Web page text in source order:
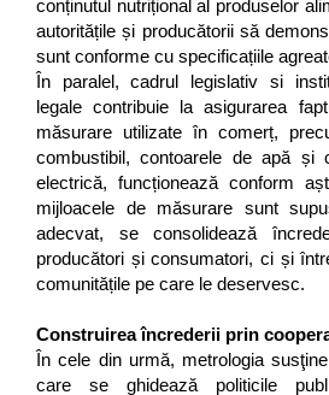
conținutul nutrițional al produselor
autoritățile și producătorii să
sunt conforme cu specificațiile
În paralel, cadrul legislativ si
legale contribuie la asigurarea
măsurare utilizate în comerț,
combustibil, contoarele de apă și
electrică, funcționează conform
mijloacele de măsurare sunt
adecvat, se consolidează
producători și consumatori, ci și
comunitățile pe care le deservesc.
Construirea încrederii prin
În cele din urmă, metrologia
care se ghidează politicile